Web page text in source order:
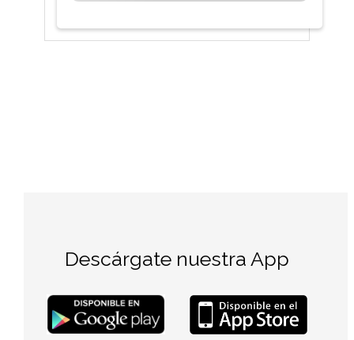
Descárgate nuestra App